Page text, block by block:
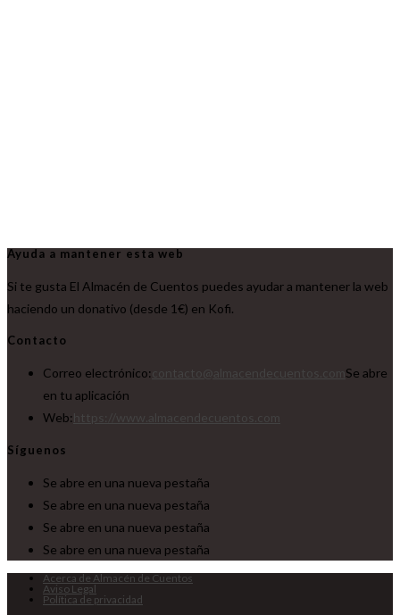
Ayuda a mantener esta web
Si te gusta El Almacén de Cuentos puedes ayudar a mantener la web
haciendo un donativo (desde 1€) en Kofi.
Contacto
Correo electrónico:
Se abre
en tu aplicación
Web:
Síguenos
Se abre en una nueva pestaña
Se abre en una nueva pestaña
Se abre en una nueva pestaña
Se abre en una nueva pestaña
Acerca de Almacén de Cuentos
Aviso Legal
Política de privacidad